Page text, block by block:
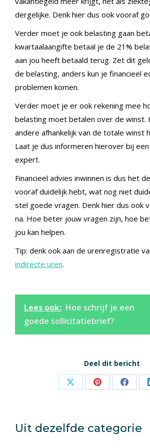
dergelijke. Denk hier dus ook vooraf
Verder moet je ook belasting gaan
kwartaalaangifte betaal je de 21%
aan jou heeft betaald terug. Zet dit
de belasting, anders kun je financieel
problemen komen.
Verder moet je er ook rekening mee
belasting moet betalen over de winst.
andere afhankelijk van de totale winst
Laat je dus informeren hierover bij
expert.
Financieel advies inwinnen is dus het
vooraf duidelijk hebt, wat nog niet
stel goede vragen. Denk hier dus ook
na. Hoe beter jouw vragen zijn, hoe
jou kan helpen.
Tip: denk ook aan de urenregistratie
indirecte uren.
Lees ook: Hoe schrijf je een
goede sollicitatiebrief?
Deel dit bericht
Share Share Share
Uit dezelfde categorie